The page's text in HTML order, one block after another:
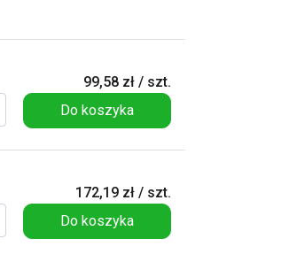
99,58 zł / szt.
Do koszyka
172,19 zł / szt.
Do koszyka